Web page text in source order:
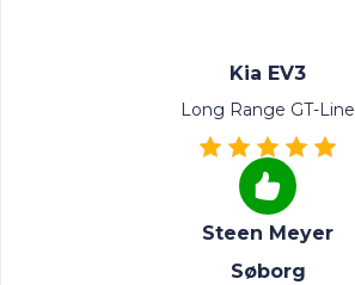
Kia EV3
Long Range GT-Line
Steen Meyer
Søborg